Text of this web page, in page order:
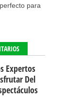
para
Expertos
Del